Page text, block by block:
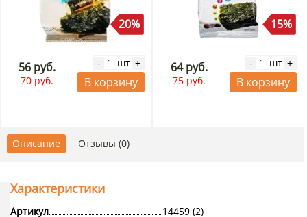
20%
56 руб.
70 руб.
- шт +
В корзину
15%
64 руб.
75 руб.
- шт +
В корзину
Описание Отзывы (0)
Характеристики
Артикул
14459 (2)